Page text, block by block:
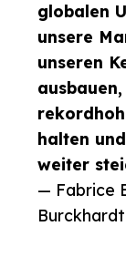
globalen
unsere
unseren
halten
weiter
— Fabrice